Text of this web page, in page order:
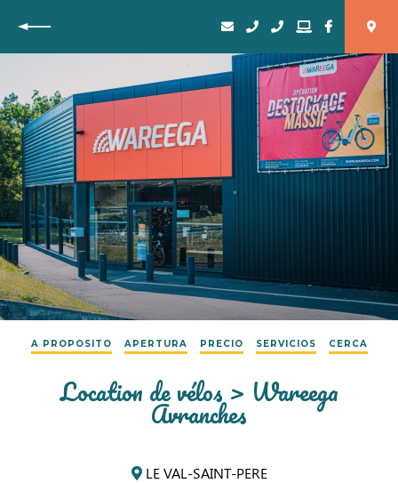
Vuelta
A PROPOSITO APERTURA PRECIO SERVICIOS CERCA
Location de vélos > Wareega
Avranches
LE VAL-SAINT-PERE